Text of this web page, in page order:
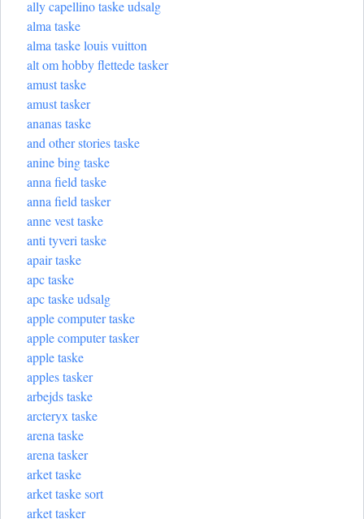
ally capellino taske udsalg
alma taske
alma taske louis vuitton
alt om hobby flettede tasker
amust taske
amust tasker
ananas taske
and other stories taske
anine bing taske
anna field taske
anna field tasker
anne vest taske
anti tyveri taske
apair taske
apc taske
apc taske udsalg
apple computer taske
apple computer tasker
apple taske
apples tasker
arbejds taske
arcteryx taske
arena taske
arena tasker
arket taske
arket taske sort
arket tasker